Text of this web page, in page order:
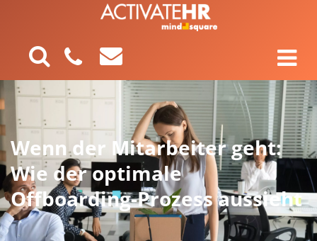
Wenn der Mitarbeiter geht:
Wie der optimale
Offboarding-Prozess aussieht